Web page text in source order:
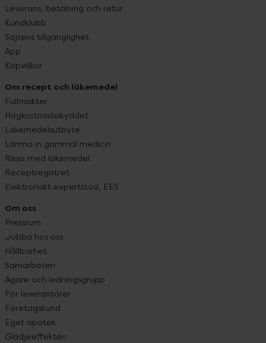
Leverans, betalning och retur
Kundklubb
Sajtens tillgänglighet
App
Köpvillkor
Om recept och läkemedel
Fullmakter
Högkostnadsskyddet
Läkemedelsutbyte
Lämna in gammal medicin
Resa med läkemedel
Receptregistret
Elektroniskt expertstöd, EES
Om oss
Pressrum
Jobba hos oss
Hållbarhet
Samarbeten
Ägare och ledningsgrupp
För leverantörer
Företagskund
Eget apotek
Glädjeeffekten